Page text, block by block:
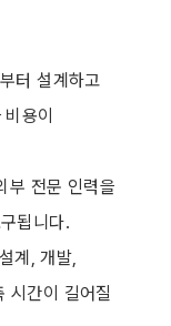
터 설계하고
용이
부 전문 인력을
됩니다.
계, 개발,
시간이 길어질